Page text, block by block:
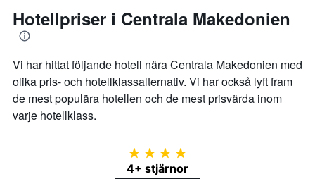
Hotellpriser i Centrala Makedonien
Vi har hittat följande hotell nära Centrala Makedonien med
olika pris- och hotellklassalternativ. Vi har också lyft fram
de mest populära hotellen och de mest prisvärda inom
varje hotellklass.
4 stjärnor
4+ stjärnor